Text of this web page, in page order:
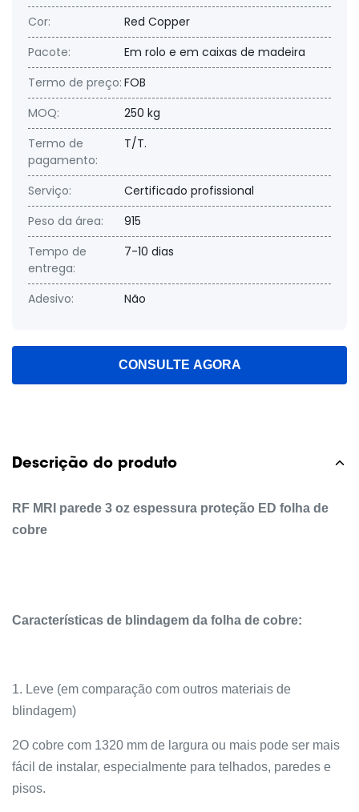
Cor:
Red Copper
Pacote:
Em rolo e em caixas de madeira
Termo de preço: FOB
MOQ:
250 kg
Termo de
pagamento:
T/T.
Serviço:
Certificado profissional
Peso da área:
915
Tempo de
entrega:
7-10 dias
Adesivo: Não
CONSULTE AGORA
Descrição do produto
RF MRI parede 3 oz espessura proteção ED folha de
cobre
Características de blindagem da folha de cobre:
1. Leve (em comparação com outros materiais de
blindagem)
2O cobre com 1320 mm de largura ou mais pode ser mais
fácil de instalar, especialmente para telhados, paredes e
pisos.